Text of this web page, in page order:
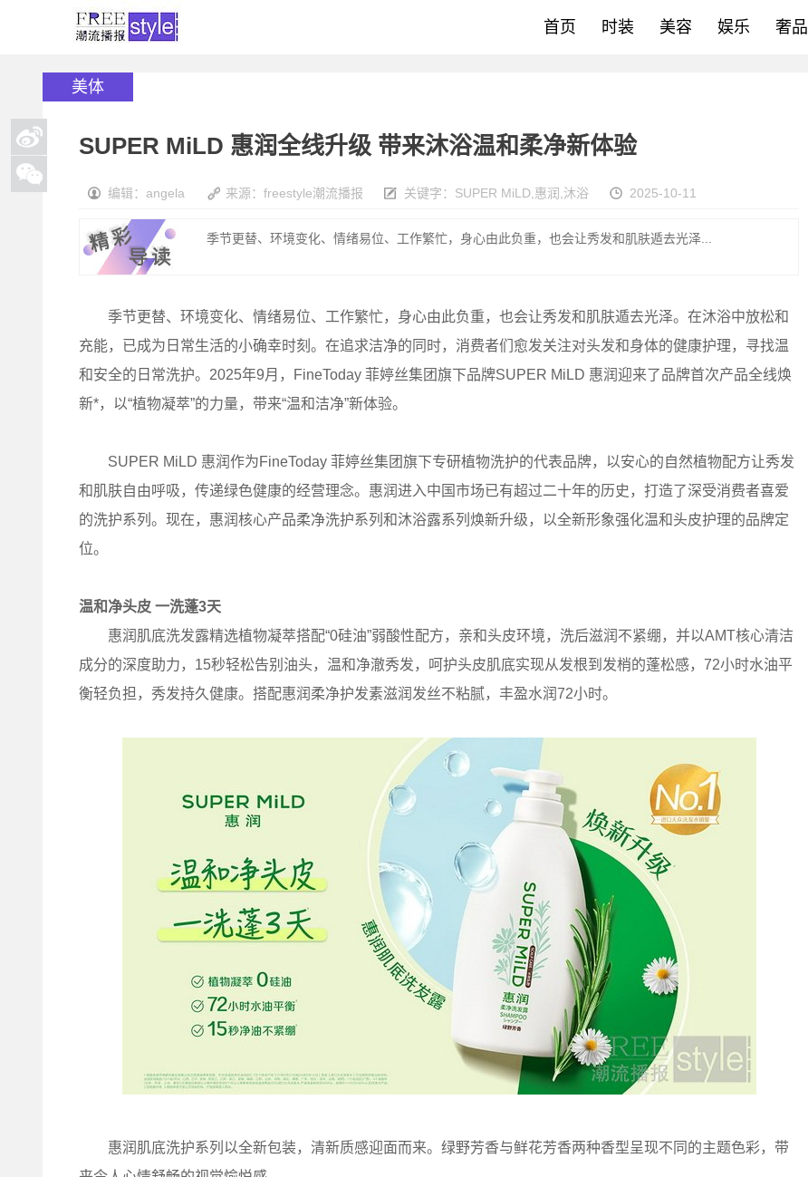
首页 时装 美容 娱乐 奢品
美体
SUPER MiLD 惠润全线升级 带来沐浴温和柔净新体验
编辑：angela 来源：freestyle潮流播报 关键字： SUPER MiLD 惠润 沐浴 2025-10-11
季节更替、环境变化、情绪易位、工作繁忙，身心由此负重，也会让秀发和肌肤遁去光泽...
季节更替、环境变化、情绪易位、工作繁忙，身心由此负重，也会让秀发和肌肤遁去光泽。在沐浴中放松和
充能，已成为日常生活的小确幸时刻。在追求洁净的同时，消费者们愈发关注对头发和身体的健康护理，寻找温
和安全的日常洗护。2025年9月，FineToday 菲婷丝集团旗下品牌SUPER MiLD 惠润迎来了品牌首次产品全线焕
新*，以“植物凝萃”的力量，带来“温和洁净”新体验。
SUPER MiLD 惠润作为FineToday 菲婷丝集团旗下专研植物洗护的代表品牌，以安心的自然植物配方让秀发
和肌肤自由呼吸，传递绿色健康的经营理念。惠润进入中国市场已有超过二十年的历史，打造了深受消费者喜爱
的洗护系列。现在，惠润核心产品柔净洗护系列和沐浴露系列焕新升级，以全新形象强化温和头皮护理的品牌定
位。
温和净头皮 一洗蓬3天
惠润肌底洗发露精选植物凝萃搭配“0硅油”弱酸性配方，亲和头皮环境，洗后滋润不紧绷，并以AMT核心清洁
成分的深度助力，15秒轻松告别油头，温和净澈秀发，呵护头皮肌底实现从发根到发梢的蓬松感，72小时水油平
衡轻负担，秀发持久健康。搭配惠润柔净护发素滋润发丝不粘腻，丰盈水润72小时。
惠润肌底洗护系列以全新包装，清新质感迎面而来。绿野芳香与鲜花芳香两种香型呈现不同的主题色彩，带